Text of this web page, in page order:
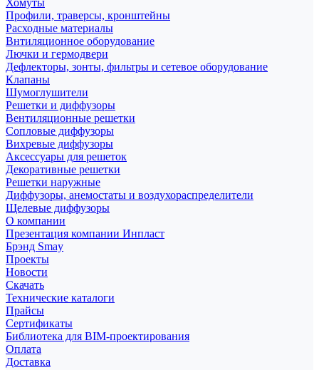
Хомуты
Профили, траверсы, кронштейны
Расходные материалы
Внтиляционное оборудование
Лючки и гермодвери
Дефлекторы, зонты, фильтры и сетевое оборудование
Клапаны
Шумоглушители
Решетки и диффузоры
Вентиляционные решетки
Сопловые диффузоры
Вихревые диффузоры
Аксессуары для решеток
Декоративные решетки
Решетки наружные
Диффузоры, анемостаты и воздухораспределители
Щелевые диффузоры
О компании
Презентация компании Инпласт
Брэнд Smay
Проекты
Новости
Скачать
Технические каталоги
Прайсы
Сертификаты
Библиотека для BIM-проектирования
Оплата
Доставка